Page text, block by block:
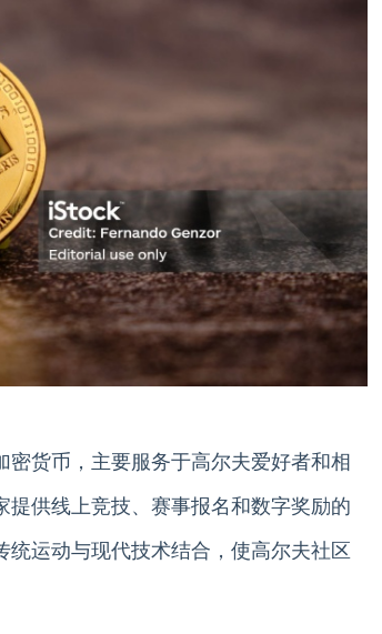
货币，主要服务于高尔夫爱好者和相
供线上竞技、赛事报名和数字奖励的
运动与现代技术结合，使高尔夫社区